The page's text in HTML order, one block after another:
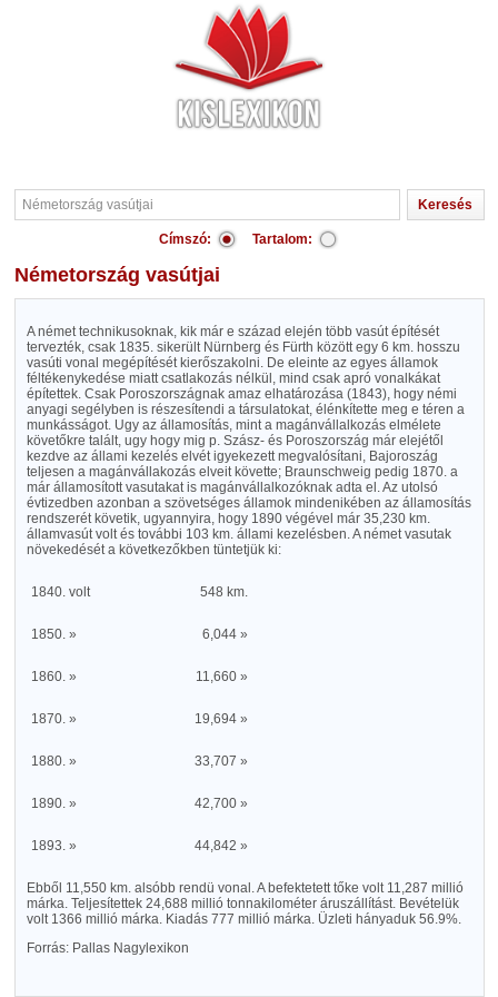
Címszó: Tartalom:
Németország vasútjai
A német technikusoknak, kik már e század elején több vasút építését
tervezték, csak 1835. sikerült Nürnberg és Fürth között egy 6 km. hosszu
vasúti vonal megépítését kierőszakolni. De eleinte az egyes államok
féltékenykedése miatt csatlakozás nélkül, mind csak apró vonalkákat
építettek. Csak Poroszországnak amaz elhatározása (1843), hogy némi
anyagi segélyben is részesítendi a társulatokat, élénkítette meg e téren a
munkásságot. Ugy az államosítás, mint a magánvállalkozás elmélete
követőkre talált, ugy hogy mig p. Szász- és Poroszország már elejétől
kezdve az állami kezelés elvét igyekezett megvalósítani, Bajoroszág
teljesen a magánvállakozás elveit követte; Braunschweig pedig 1870. a
már államosított vasutakat is magánvállalkozóknak adta el. Az utolsó
évtizedben azonban a szövetséges államok mindenikében az államosítás
rendszerét követik, ugyannyira, hogy 1890 végével már 35,230 km.
államvasút volt és további 103 km. állami kezelésben. A német vasutak
növekedését a következőkben tüntetjük ki:
1840. volt 548 km.
1850. » 6,044 »
1860. » 11,660 »
1870. » 19,694 »
1880. » 33,707 »
1890. » 42,700 »
1893. » 44,842 »
Ebből 11,550 km. alsóbb rendü vonal. A befektetett tőke volt 11,287 millió
márka. Teljesítettek 24,688 millió tonnakilométer áruszállítást. Bevételük
volt 1366 millió márka. Kiadás 777 millió márka. Üzleti hányaduk 56.9%.
Forrás: Pallas Nagylexikon